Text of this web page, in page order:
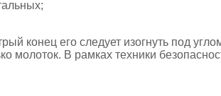
конец его следует изогнуть под
молоток. В рамках техники